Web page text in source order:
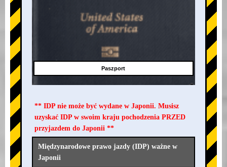
Paszport
** IDP nie może być wydane w Japonii. Musisz
uzyskać IDP w swoim kraju pochodzenia PRZED
przyjazdem do Japonii **
Międzynarodowe prawo jazdy (IDP) ważne w
Japonii